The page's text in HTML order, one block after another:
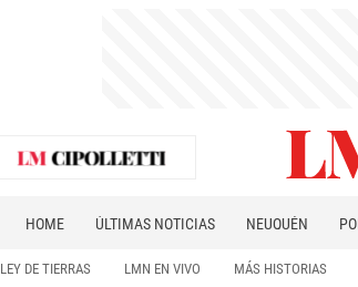
HOME ÚLTIMAS NOTICIAS NEUQUÉN
LEY DE TIERRAS LMN EN VIVO MÁS HISTORIAS